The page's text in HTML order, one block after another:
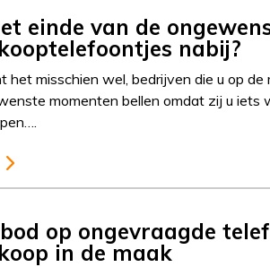
einde van de
nabij?
het misschien wel, bedrijven die u op de
momenten bellen omdat zij u iets
op ongevraagde
in de maak